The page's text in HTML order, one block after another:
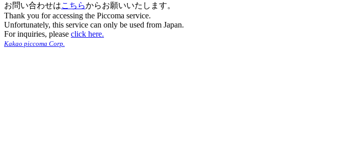
お問い合わせはこちらからお願いいたします。
Thank you for accessing the Piccoma service.
Unfortunately, this service can only be used from Japan.
For inquiries, please click here.
Kakao piccoma Corp.